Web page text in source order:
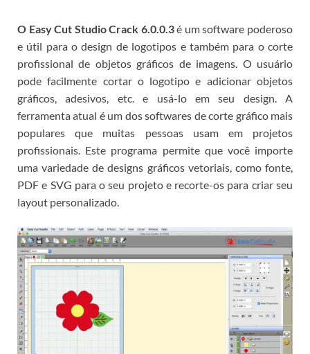
O Easy Cut Studio Crack 6.0.0.3é um software poderoso
e útil para o design de logotipos e também para o corte
profissional de objetos gráficos de imagens. O usuário
pode facilmente cortar o logotipo e adicionar objetos
gráficos, adesivos, etc. e usá-lo em seu design. A
ferramenta atual é um dos softwares de corte gráfico mais
populares que muitas pessoas usam em projetos
profissionais. Este programa permite que você importe
uma variedade de designs gráficos vetoriais, como fonte,
PDF e SVG para o seu projeto e recorte-os para criar seu
layout personalizado.